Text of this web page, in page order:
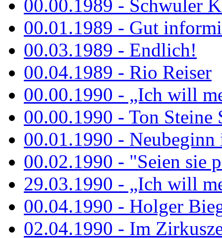
00.00.1989 - Schwuler
00.01.1989 - Gut
00.03.1989 - Endlich!
00.04.1989 - Rio Reiser
00.00.1990 - „Ich will
00.00.1990 - Ton Steine
00.01.1990 -
00.02.1990 - "Seien sie
29.03.1990 - „Ich will
00.04.1990 - Holger
02.04.1990 - Im